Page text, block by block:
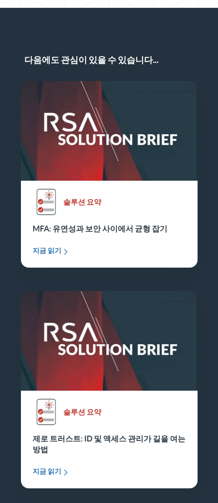
다음에도 관심이 있을 수 있습니다...
솔루션 요약
MFA: 유연성과 보안 사이에서 균형 잡기
지금 읽기
솔루션 요약
제로 트러스트: ID 및 액세스 관리가 길을 여는
방법
지금 읽기